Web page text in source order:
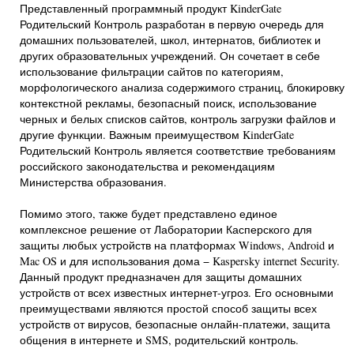
Представленный программный продукт KinderGate
Родительский Контроль разработан в первую очередь для
домашних пользователей, школ, интернатов, библиотек и
других образовательных учреждений. Он сочетает в себе
использование фильтрации сайтов по категориям,
морфологического анализа содержимого страниц, блокировку
контекстной рекламы, безопасный поиск, использование
черных и белых списков сайтов, контроль загрузки файлов и
другие функции. Важным преимуществом KinderGate
Родительский Контроль является соответствие требованиям
российского законодательства и рекомендациям
Министерства образования.
Помимо этого, также будет представлено единое
комплексное решение от Лаборатории Касперского для
защиты любых устройств на платформах Windows, Android и
Mac OS и для использования дома − Kaspersky internet Security.
Данный продукт предназначен для защиты домашних
устройств от всех известных интернет-угроз. Его основными
преимуществами являются простой способ защиты всех
устройств от вирусов, безопасные онлайн-платежи, защита
общения в интернете и SMS, родительский контроль.